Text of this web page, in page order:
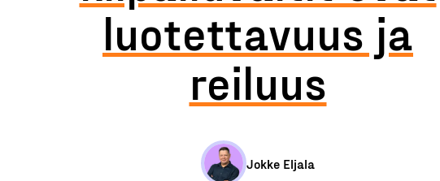
luotettavuus ja
reiluus
Jokke Eljala